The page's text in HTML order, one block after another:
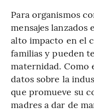
Para organismos
mensajes
alto impacto en el
familias y pueden
maternidad. Como
datos sobre la
que promueve su
madres a dar de